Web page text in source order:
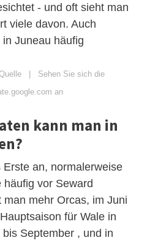
- und oft sieht man
viele davon. Auch
Juneau häufig
| Sehen Sie sich die
an
kann man in
an, normalerweise
häufig vor Seward
mehr Orcas, im Juni
für Wale in
September , und in